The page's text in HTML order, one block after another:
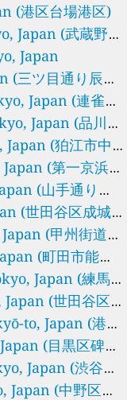
小平市)
京区)
渋谷区)
谷区)
蔵境武蔵野市)
前武蔵野市)
谷世田谷区)
神井台練馬区)
下保谷西東京市)
り下落合新宿区)
下連雀三鷹市)
央区)
骨江戸川区)
港区)
輪港区)
町八王子市)
東区)
田川町渋谷区)
野区)
八王子市)
沢西東京市)
(港区台場港区)
Japan (武蔵野市
Japan
(三ツ目通り辰巳
Japan (連雀通
Japan (品川区
(狛江市中
(第一京浜高
(山手通り大
(世田谷区成城
(甲州街道大
(町田市能ケ
Japan (練馬
(世田谷区
to, Japan (港区
(目黒区碑文
Japan (渋谷区
(中野区若